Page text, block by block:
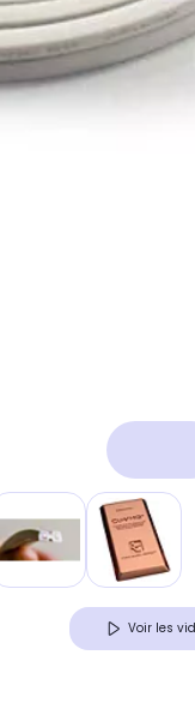
Voir les